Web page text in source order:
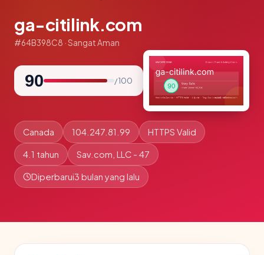
ga-citilink.com
#64B398C8 · Sangat Aman
90 / 100
Canada 104.247.81.99 HTTPS Valid
4.1 tahun Sav.com, LLC - 47
Diperbarui3 bulan yang lalu